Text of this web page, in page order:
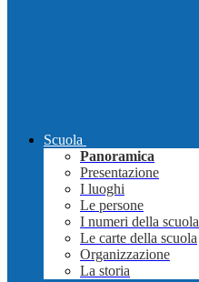
Scuola
Panoramica
Presentazione
I luoghi
Le persone
I numeri della scuola
Le carte della scuola
Organizzazione
La storia